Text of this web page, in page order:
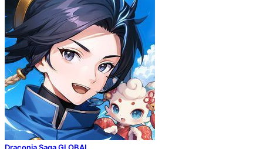
Draconia Saga GLOBAL